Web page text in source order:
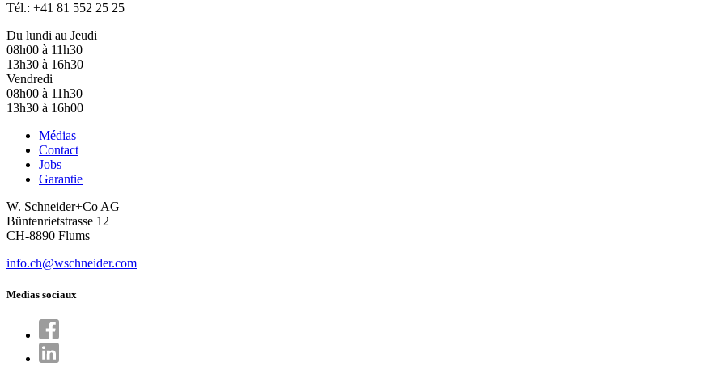
Tél.: +41 81 552 25 25
Du lundi au Jeudi
08h00 à 11h30
13h30 à 16h30
Vendredi
08h00 à 11h30
13h30 à 16h00
Médias
Contact
Jobs
Garantie
W. Schneider+Co AG
Büntenrietstrasse 12
CH-8890 Flums
info.ch@wschneider.com
Medias sociaux